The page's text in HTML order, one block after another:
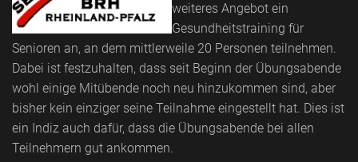
weiteres Angebot ein
Gesundheitstraining für
Senioren an, an dem mittlerweile 20 Personen teilnehmen.
Dabei ist festzuhalten, dass seit Beginn der Übungsabende
wohl einige Mitübende noch neu hinzukommen sind, aber
bisher kein einziger seine Teilnahme eingestellt hat. Dies ist
ein Indiz auch dafür, dass die Übungsabende bei allen
Teilnehmern gut ankommen.